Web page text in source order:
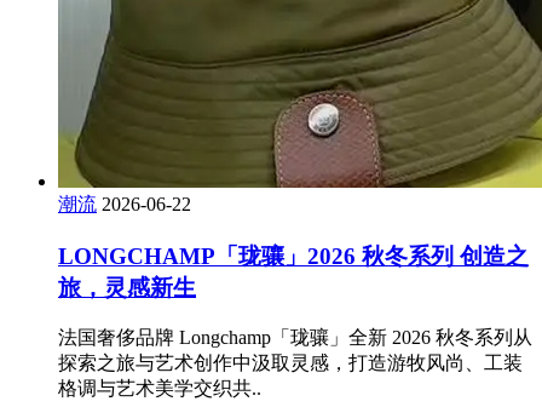
潮流 2026-06-22
LONGCHAMP「珑骧」2026 秋冬系列 创造之
旅，灵感新生
法国奢侈品牌 Longchamp「珑骧」全新 2026 秋冬系列从
探索之旅与艺术创作中汲取灵感，打造游牧风尚、工装
格调与艺术美学交织共..